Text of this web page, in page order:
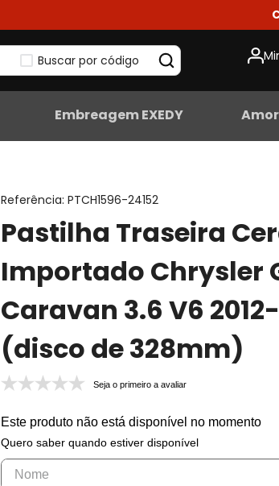
Buscar por código
Embreagem EXEDY
Referência:PTCH1596-24152
Pastilha Traseira
Importado Chrysler
Caravan 3.6 V6
(disco de 328mm)
Seja o primeiro a avaliar
Este produto não está disponível no momento
Quero saber quando estiver disponível